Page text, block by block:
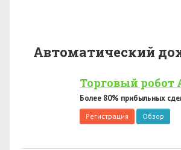
Автоматический
Торговый робот
Более 80% прибыльных
Регистрация Обзор